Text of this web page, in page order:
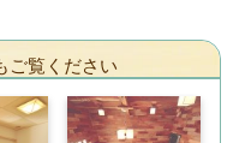
ご覧ください